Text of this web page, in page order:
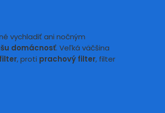
vychladiť ani nočným
domácnosť. Veľká väčšina
, proti prachový filter, filter